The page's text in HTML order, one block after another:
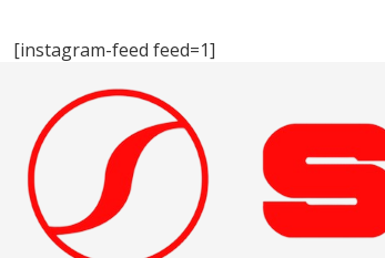
[instagram-feed feed=1]